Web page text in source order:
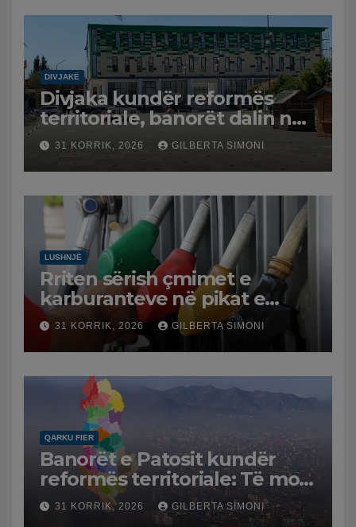
DIVJAKË
Divjaka kundër reformës
territoriale, banorët dalin në
protestë.
31 KORRIK, 2026 GILBERTA SIMONI
LUSHNJË
Rriten sërish çmimet e
karburanteve në pikat e
karburanteve në Lushnjë.
Tensionet në Lindjen e
Mesme shtrenjtojnë naftën
dhe benzinën në vend
31 KORRIK, 2026 GILBERTA SIMONI
QARKU FIER
Banorët e Patosit kundër
reformës territoriale: Të mos
humbasim identitetin e
qytetit
31 KORRIK, 2026 GILBERTA SIMONI